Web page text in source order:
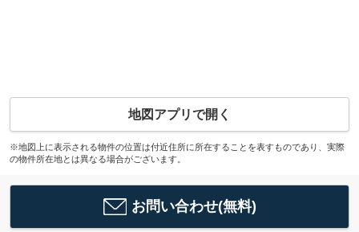
地図アプリで開く
※地図上に表示される物件の位置は付近住所に所在することを表すものであり、実際
の物件所在地とは異なる場合がございます。
お問い合わせ(無料)